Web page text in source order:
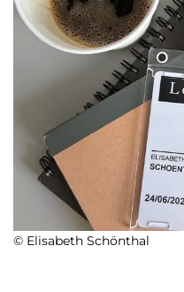
© Elisabeth Schönthal